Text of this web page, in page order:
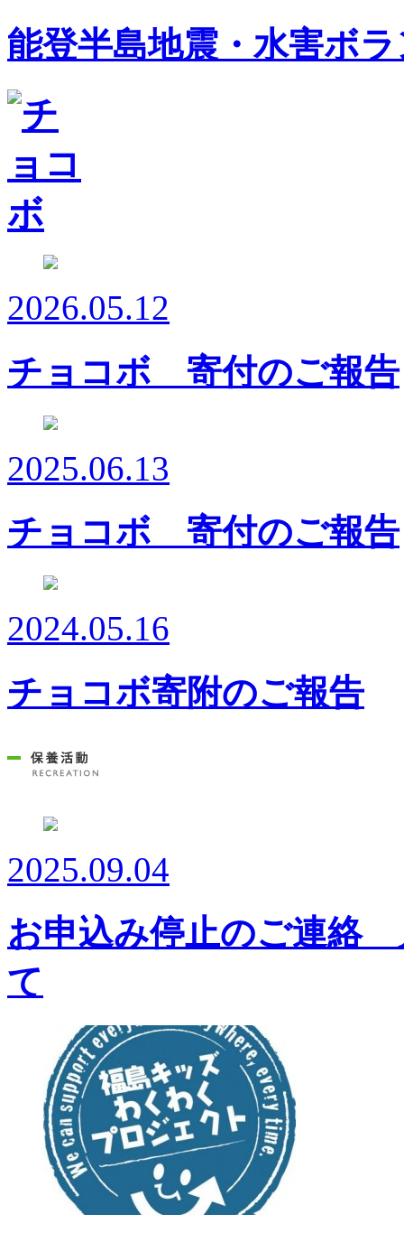
能登半島地震・水害ボ
2026.05.12
チョコボ 寄付のご報告
2025.06.13
チョコボ 寄付のご報告
2024.05.16
チョコボ寄附のご報告
2025.09.04
お申込み停止のご連絡
て